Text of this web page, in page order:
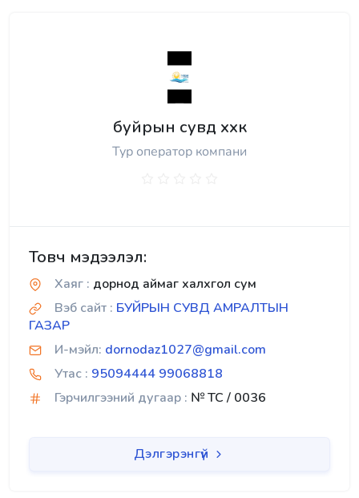
буйрын сувд ххк
Тур оператор компани
Товч мэдээлэл:
Хаяг : дорнод аймаг халхгол сум
Вэб сайт : БУЙРЫН СУВД АМРАЛТЫН
ГАЗАР
И-мэйл: dornodaz1027@gmail.com
Утас : 95094444 99068818
Гэрчилгээний дугаар : № TC / 0036
Дэлгэрэнгүй